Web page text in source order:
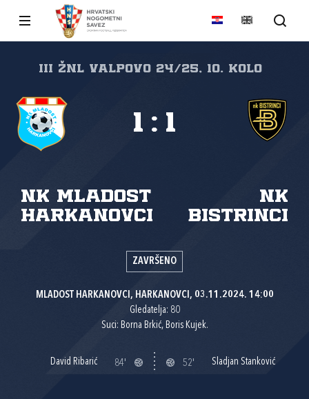
III ŽNL VALPOVO 24/25, 10. kolo
NK Mladost
Harkanovci
NK
Bistrinci
1 : 1
ZAVRŠENO
MLADOST HARKANOVCI, HARKANOVCI, 03.11.2024. 14:00
Gledatelja: 80
Suci: Borna Brkić, Boris Kujek.
David Ribarić 84' 52' Sladjan Stanković